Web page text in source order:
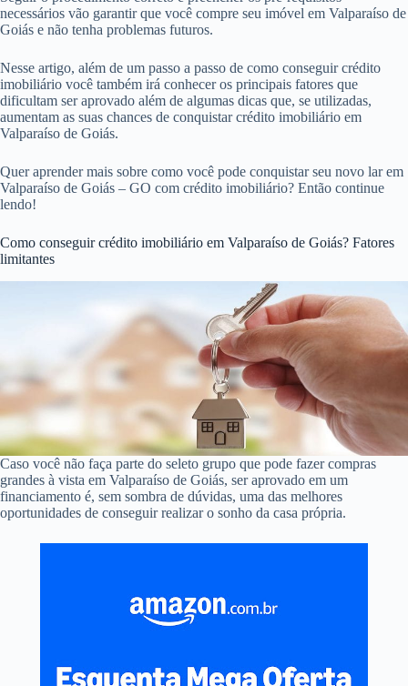
necessários vão garantir que você compre seu imóvel em Valparaíso de
Goiás e não tenha problemas futuros.
Nesse artigo, além de um passo a passo de como conseguir crédito
imobiliário você também irá conhecer os principais fatores que
dificultam ser aprovado além de algumas dicas que, se utilizadas,
aumentam as suas chances de conquistar crédito imobiliário em
Valparaíso de Goiás.
Quer aprender mais sobre como você pode conquistar seu novo lar em
Valparaíso de Goiás – GO com crédito imobiliário? Então continue
lendo!
Como conseguir crédito imobiliário em Valparaíso de Goiás? Fatores
limitantes
Caso você não faça parte do seleto grupo que pode fazer compras
grandes à vista em Valparaíso de Goiás, ser aprovado em um
financiamento é, sem sombra de dúvidas, uma das melhores
oportunidades de conseguir realizar o sonho da casa própria.